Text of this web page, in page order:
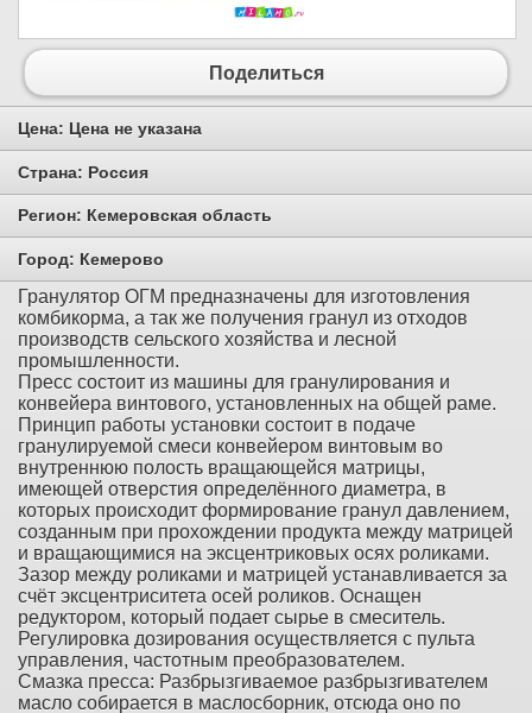
Поделиться
Цена: Цена не указана
Страна: Россия
Регион: Кемеровская область
Город: Кемерово
Гранулятор ОГМ предназначены для изготовления
комбикорма, а так же получения гранул из отходов
производств сельского хозяйства и лесной
промышленности.
Пресс состоит из машины для гранулирования и
конвейера винтового, установленных на общей раме.
Принцип работы установки состоит в подаче
гранулируемой смеси конвейером винтовым во
внутреннюю полость вращающейся матрицы,
имеющей отверстия определённого диаметра, в
которых происходит формирование гранул давлением,
созданным при прохождении продукта между матрицей
и вращающимися на эксцентриковых осях роликами.
Зазор между роликами и матрицей устанавливается за
счёт эксцентриситета осей роликов. Оснащен
редуктором, который подает сырье в смеситель.
Регулировка дозирования осуществляется с пульта
управления, частотным преобразователем.
Смазка пресса: Разбрызгиваемое разбрызгивателем
масло собирается в маслосборник, отсюда оно по